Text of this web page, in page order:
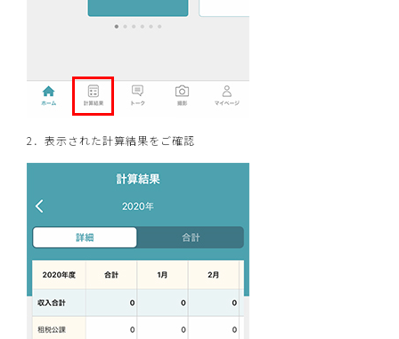
2．表示された計算結果をご確認